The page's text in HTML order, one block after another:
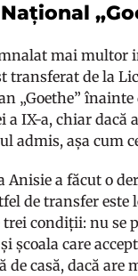
mai multor
transferat de la
„Goethe”
a IX-a, chiar dacă
admis, așa cum
a făcut o
de transfer este
condiții: nu se
școala care
de casă, dacă are